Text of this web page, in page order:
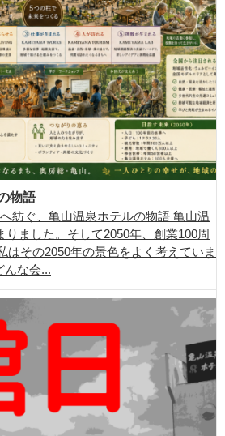
物語
紡ぐ、亀山温泉ホテルの物語 亀山温
りました。そして2050年、創業100周
はその2050年の景色をよく考えていま
んな会...